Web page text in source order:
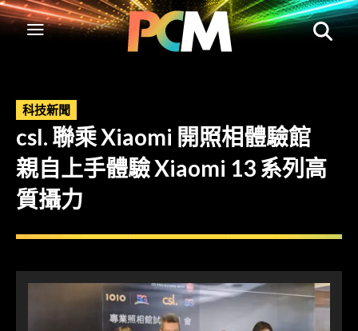
科技新聞
csl. 聯乘 Xiaomi 開照相體驗館
親自上手體驗 Xiaomi 13 系列高
質攝力